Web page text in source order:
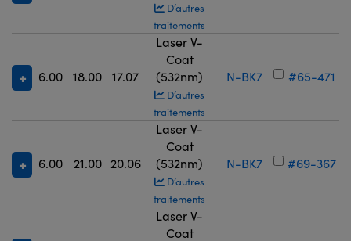
D’autres
traitements
6.00 18.00 17.07
Laser V-
Coat
(532nm)
D’autres
traitements
N-BK7 #65-471
6.00 21.00 20.06
Laser V-
Coat
(532nm)
D’autres
traitements
N-BK7 #69-367
Laser V-
Coat